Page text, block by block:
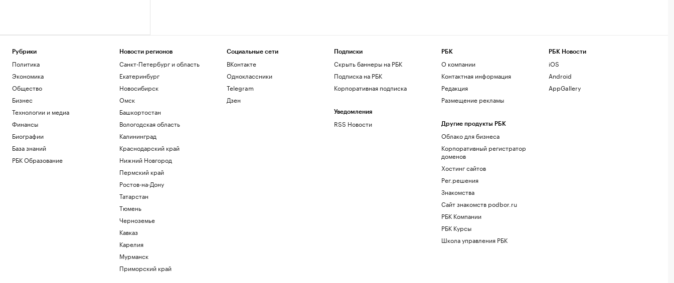
Рубрики
Политика
Экономика
Общество
Бизнес
Технологии и медиа
Финансы
Биографии
База знаний
РБК Образование
Новости регионов
Санкт-Петербург и область
Екатеринбург
Новосибирск
Омск
Башкортостан
Вологодская область
Калининград
Краснодарский край
Нижний Новгород
Пермский край
Ростов-на-Дону
Татарстан
Тюмень
Черноземье
Кавказ
Карелия
Мурманск
Приморский край
Социальные сети
ВКонтакте
Одноклассники
Telegram
Дзен
Подписки
Скрыть баннеры на РБК
Подписка на РБК
Корпоративная подписка
Уведомления
RSS Новости
РБК
О компании
Контактная информация
Редакция
Размещение рекламы
Другие продукты РБК
Облако для бизнеса
Корпоративный регистратор
доменов
Хостинг сайтов
Рег.решения
Знакомства
Сайт знакомств podbor.ru
РБК Компании
РБК Курсы
Школа управления РБК
РБК Новости
iOS
Android
AppGallery